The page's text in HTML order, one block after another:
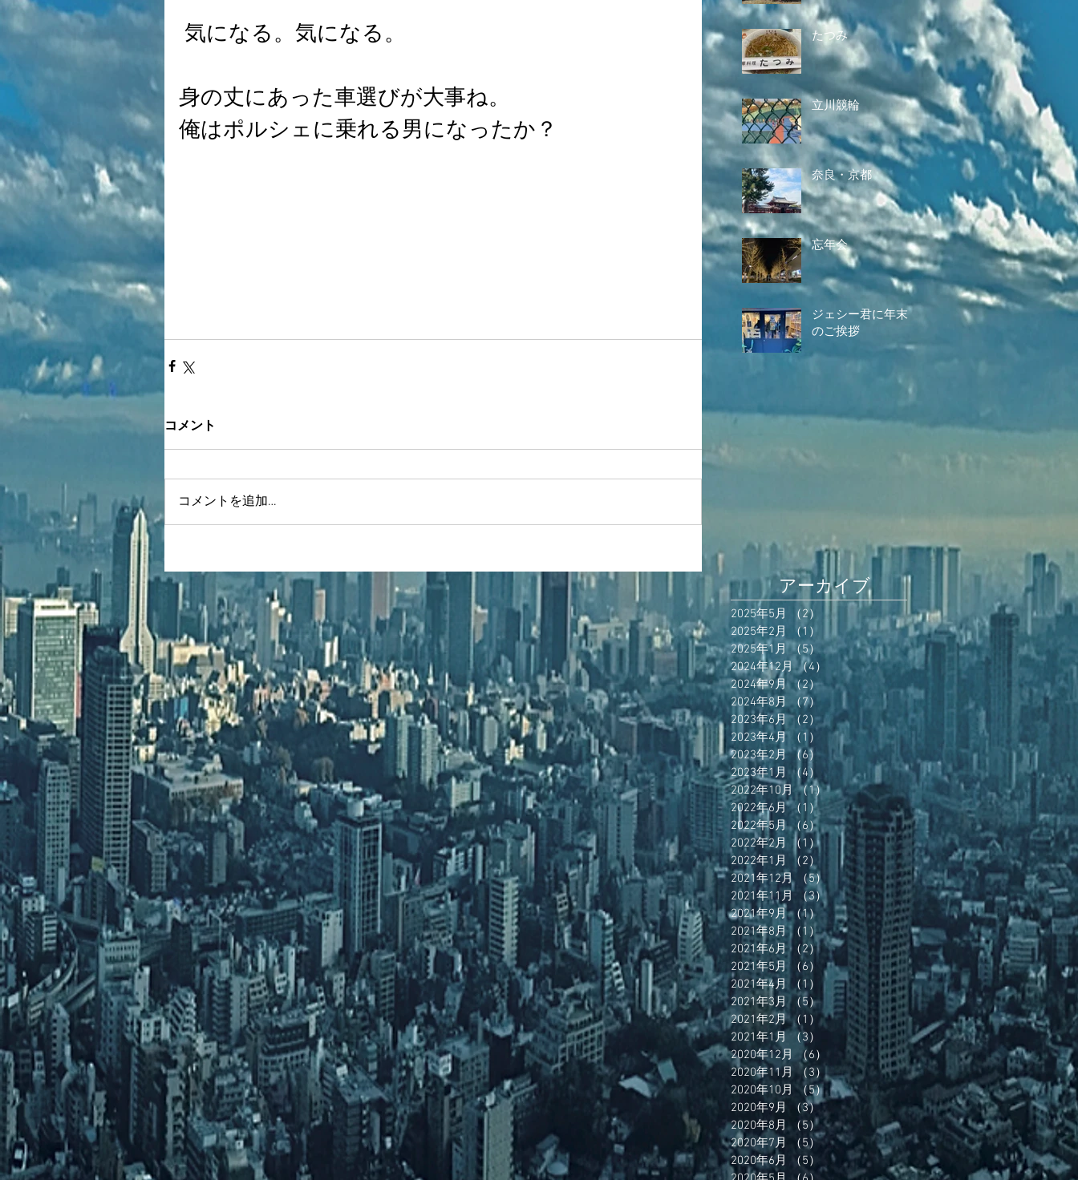
気になる。気になる。
身の丈にあった車選びが大事ね。
俺はポルシェに乗れる男になったか？
コメント
コメントを追加…
たつみ
立川競輪
奈良・京都
忘年会
ジェシー君に年末
のご挨拶
アーカイブ
2025年5月 （2）
2件の記事
2025年2月
（1）
1件の記事
2025年1月 （5）
5件の記事
2024年12月 （4）
4件の記事
2024年9月 （2）2件の記事
2024年8月
（7）
7件の記事
2023年6月 （2） 2件の記事
2023年4月
（1）
1件の記事
2023年2月 （6） 6件の記事
2023年1月 （4）
4件の記事
2022年10月 （1）1件の記事
2022年6月 （1）
1件の記事
2022年5月 （6） 6件の記事
2022年2月
（1） 1件の記事
2022年1月
（2）
2件の記事
2021年12月
（5）
5件の記事
2021年11月
（3）3件の記事
2021年9月 （1） 1件の記事
2021年8月 （1）1件の記事
2021年6月 （2） 2件の記事
2021年5月
（6）
6件の記事
2021年4月
（1）
1件の記事
2021年3月 （5）5件の記事
2021年2月 （1）1件の記事
2021年1月
（3）
3件の記事
2020年12月
（6）
6件の記事
2020年11月
（3）3件の記事
2020年10月 （5）5件の記事
2020年9月
（3）3件の記事
2020年8月 （5） 5件の記事
2020年7月
（5）5件の記事
2020年6月
（5）
5件の記事